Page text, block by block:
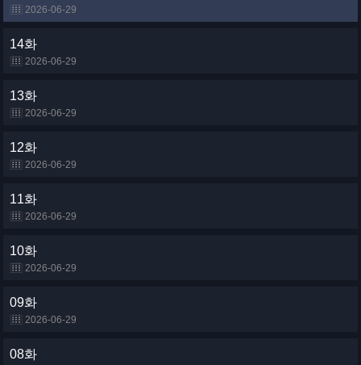
2026-06-29
14화
2026-06-29
13화
2026-06-29
12화
2026-06-29
11화
2026-06-29
10화
2026-06-29
09화
2026-06-29
08화